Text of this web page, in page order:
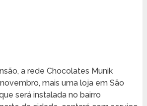
a rede Chocolates Munik
mais uma loja em São
será instalada no bairro